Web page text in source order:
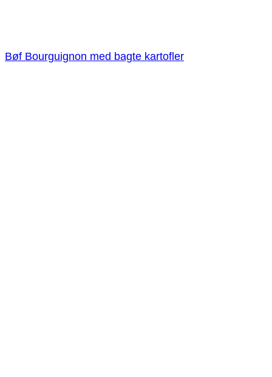
Bøf Bourguignon med bagte kartofler